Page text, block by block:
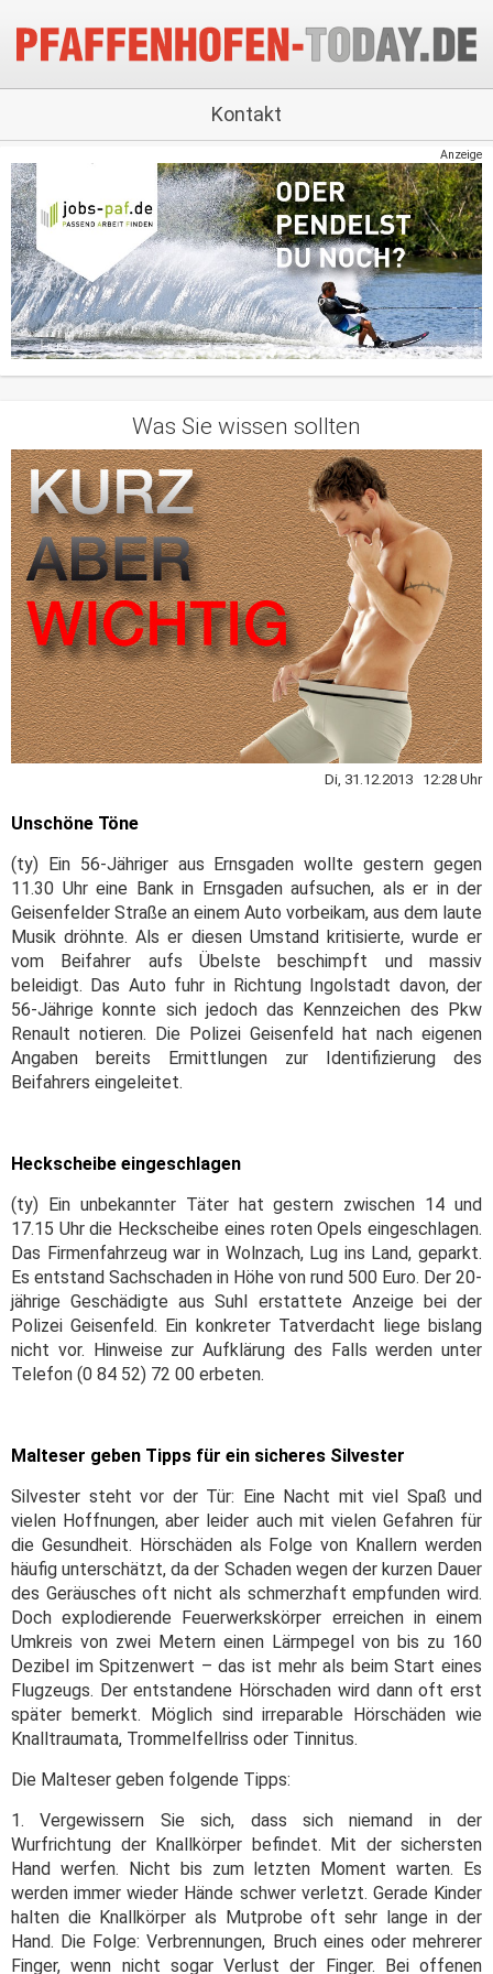
Kontakt
Anzeige
Was Sie wissen sollten
Di, 31.12.2013 12:28 Uhr
Unschöne Töne
(ty) Ein 56-Jähriger aus Ernsgaden wollte gestern gegen
11.30 Uhr eine Bank in Ernsgaden aufsuchen, als er in der
Geisenfelder Straße an einem Auto vorbeikam, aus dem laute
Musik dröhnte. Als er diesen Umstand kritisierte, wurde er
vom Beifahrer aufs Übelste beschimpft und massiv
beleidigt. Das Auto fuhr in Richtung Ingolstadt davon, der
56-Jährige konnte sich jedoch das Kennzeichen des Pkw
Renault notieren. Die Polizei Geisenfeld hat nach eigenen
Angaben bereits Ermittlungen zur Identifizierung des
Beifahrers eingeleitet.
Heckscheibe eingeschlagen
(ty) Ein unbekannter Täter hat gestern zwischen 14 und
17.15 Uhr die Heckscheibe eines roten Opels eingeschlagen.
Das Firmenfahrzeug war in Wolnzach, Lug ins Land, geparkt.
Es entstand Sachschaden in Höhe von rund 500 Euro. Der 20-
jährige Geschädigte aus Suhl erstattete Anzeige bei der
Polizei Geisenfeld. Ein konkreter Tatverdacht liege bislang
nicht vor. Hinweise zur Aufklärung des Falls werden unter
Telefon (0 84 52) 72 00 erbeten.
Malteser geben Tipps für ein sicheres Silvester
Silvester steht vor der Tür: Eine Nacht mit viel Spaß und
vielen Hoffnungen, aber leider auch mit vielen Gefahren für
die Gesundheit. Hörschäden als Folge von Knallern werden
häufig unterschätzt, da der Schaden wegen der kurzen Dauer
des Geräusches oft nicht als schmerzhaft empfunden wird.
Doch explodierende Feuerwerkskörper erreichen in einem
Umkreis von zwei Metern einen Lärmpegel von bis zu 160
Dezibel im Spitzenwert – das ist mehr als beim Start eines
Flugzeugs. Der entstandene Hörschaden wird dann oft erst
später bemerkt. Möglich sind irreparable Hörschäden wie
Knalltraumata, Trommelfellriss oder Tinnitus.
Die Malteser geben folgende Tipps:
1. Vergewissern Sie sich, dass sich niemand in der
Wurfrichtung der Knallkörper befindet. Mit der sichersten
Hand werfen. Nicht bis zum letzten Moment warten. Es
werden immer wieder Hände schwer verletzt. Gerade Kinder
halten die Knallkörper als Mutprobe oft sehr lange in der
Hand. Die Folge: Verbrennungen, Bruch eines oder mehrerer
Finger, wenn nicht sogar Verlust der Finger. Bei offenen